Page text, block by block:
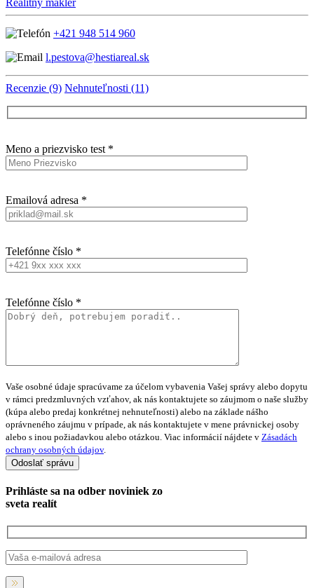
+421 948 514 960
l.pestova@hestiareal.sk
Recenzie (9) Nehnuteľnosti (11)
Meno a priezvisko test *
Emailová adresa *
Telefónne číslo *
Telefónne číslo *
Vaše osobné údaje spracúvame za účelom vybavenia Vašej správy alebo dopytu
v rámci predzmluvných vzťahov, ak nás kontaktujete so záujmom o naše služby
(kúpa alebo predaj konkrétnej nehnuteľnosti) alebo na základe nášho
oprávneného záujmu v prípade, ak nás kontaktujete v mene právnickej osoby
alebo s inou požiadavkou alebo otázkou. Viac informácií nájdete v Zásadách
ochrany osobných údajov.
Prihláste sa na odber noviniek zo
sveta realít